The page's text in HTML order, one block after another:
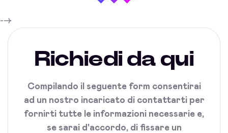
-->
Richiedi da qui
Compilando il seguente form consentirai
ad un nostro incaricato di contattarti per
fornirti tutte le informazioni necessarie e,
se sarai d'accordo, di fissare un